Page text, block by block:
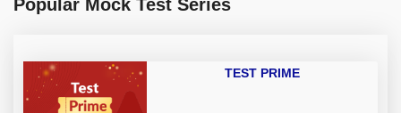
Popular Mock Test Series
TEST PRIME